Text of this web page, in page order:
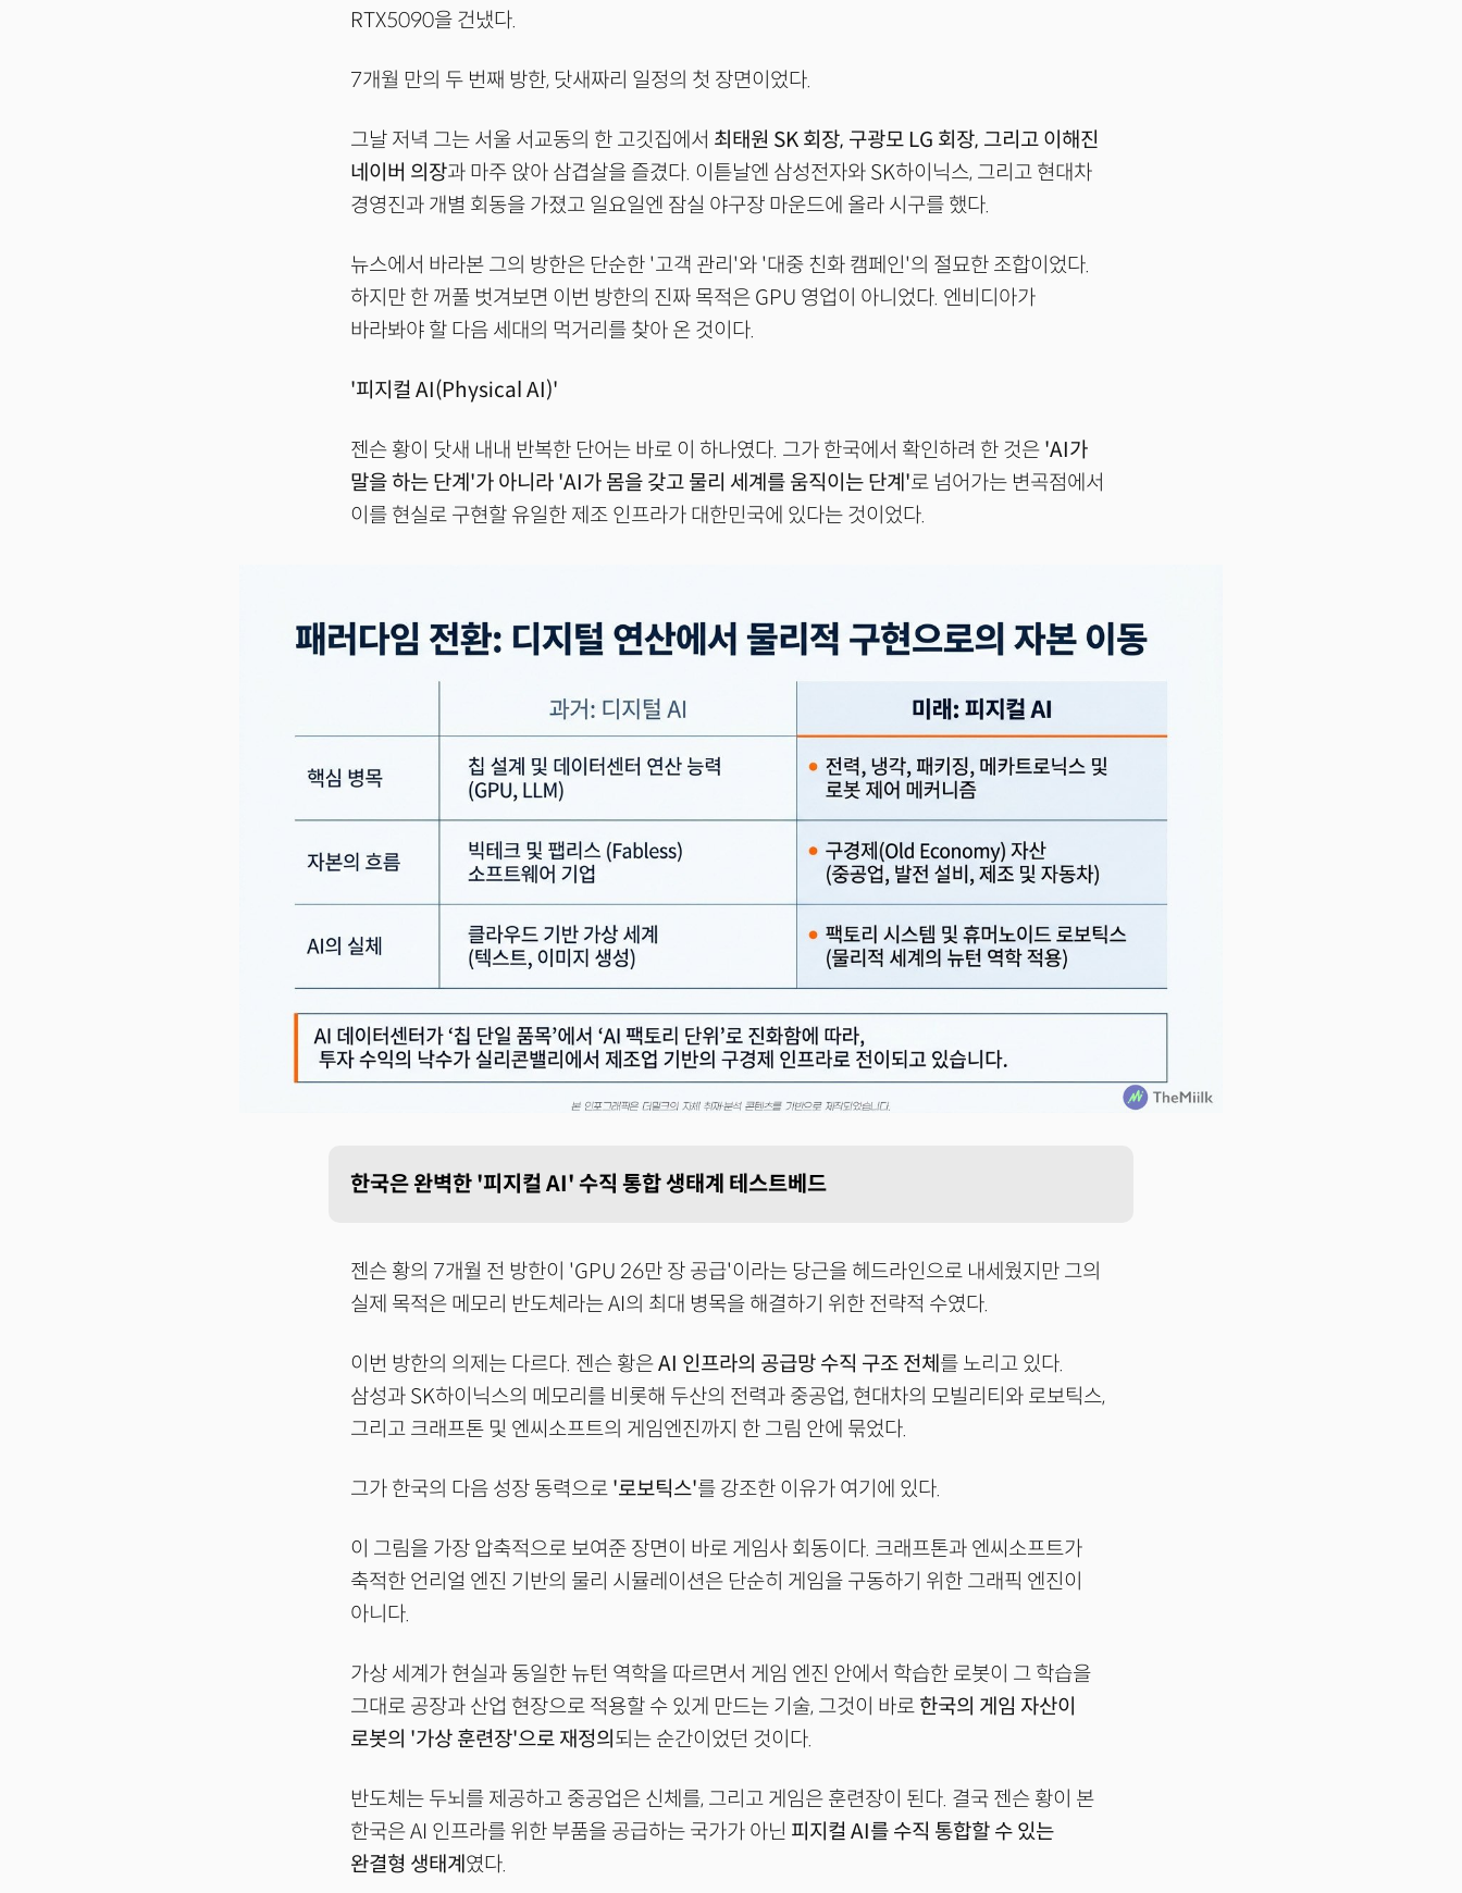
RTX5090을 건냈다.
7개월 만의 두 번째 방한, 닷새짜리 일정의 첫 장면이었다.
그날 저녁 그는 서울 서교동의 한 고깃집에서 최태원 SK 회장, 구광모 LG 회장, 그리고 이해진
네이버 의장과 마주 앉아 삼겹살을 즐겼다. 이튿날엔 삼성전자와 SK하이닉스, 그리고 현대차
경영진과 개별 회동을 가졌고 일요일엔 잠실 야구장 마운드에 올라 시구를 했다.
뉴스에서 바라본 그의 방한은 단순한 '고객 관리'와 '대중 친화 캠페인'의 절묘한 조합이었다.
하지만 한 꺼풀 벗겨보면 이번 방한의 진짜 목적은 GPU 영업이 아니었다. 엔비디아가
바라봐야 할 다음 세대의 먹거리를 찾아 온 것이다.
'피지컬 AI(Physical AI)'
젠슨 황이 닷새 내내 반복한 단어는 바로 이 하나였다. 그가 한국에서 확인하려 한 것은 'AI가
말을 하는 단계'가 아니라 'AI가 몸을 갖고 물리 세계를 움직이는 단계'로 넘어가는 변곡점에서
이를 현실로 구현할 유일한 제조 인프라가 대한민국에 있다는 것이었다.
한국은 완벽한 '피지컬 AI' 수직 통합 생태계 테스트베드
젠슨 황의 7개월 전 방한이 'GPU 26만 장 공급'이라는 당근을 헤드라인으로 내세웠지만 그의
실제 목적은 메모리 반도체라는 AI의 최대 병목을 해결하기 위한 전략적 수였다.
이번 방한의 의제는 다르다. 젠슨 황은AI 인프라의 공급망 수직 구조 전체 를 노리고 있다.
삼성과 SK하이닉스의 메모리를 비롯해 두산의 전력과 중공업, 현대차의 모빌리티와 로보틱스,
그리고 크래프톤 및 엔씨소프트의 게임엔진까지 한 그림 안에 묶었다.
그가 한국의 다음 성장 동력으로 '로보틱스'를 강조한 이유가 여기에 있다.
이 그림을 가장 압축적으로 보여준 장면이 바로 게임사 회동이다. 크래프톤과 엔씨소프트가
축적한 언리얼 엔진 기반의 물리 시뮬레이션은 단순히 게임을 구동하기 위한 그래픽 엔진이
아니다.
가상 세계가 현실과 동일한 뉴턴 역학을 따르면서 게임 엔진 안에서 학습한 로봇이 그 학습을
그대로 공장과 산업 현장으로 적용할 수 있게 만드는 기술, 그것이 바로 한국의 게임 자산이
로봇의 '가상 훈련장'으로 재정의 되는 순간이었던 것이다.
반도체는 두뇌를 제공하고 중공업은 신체를, 그리고 게임은 훈련장이 된다. 결국 젠슨 황이 본
한국은 AI 인프라를 위한 부품을 공급하는 국가가 아닌 피지컬 AI를 수직 통합할 수 있는
완결형 생태계 였다.